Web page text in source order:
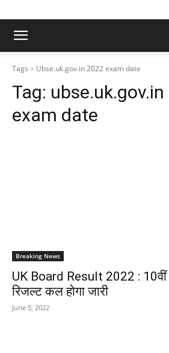
Tags Ubse.uk.gov.in 2022 exam date
Tag:
exam date
Breaking News
UK Board Result 2022 : 10वीं
रिजल्ट कल होगा जारी
June 5, 2022